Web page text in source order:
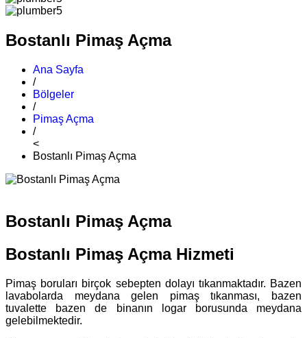
Bostanlı Pimaş Açma
Ana Sayfa
/
Bölgeler
/
Pimaş Açma
/
<
Bostanlı Pimaş Açma
Bostanlı Pimaş Açma
Bostanlı Pimaş Açma Hizmeti
Pimaş boruları birçok sebepten dolayı tıkanmaktadır. Bazen
lavabolarda meydana gelen pimaş tıkanması, bazen
tuvalette bazen de binanın logar borusunda meydana
gelebilmektedir.